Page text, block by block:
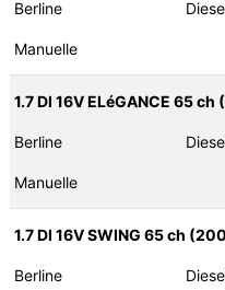
Berline
Manuelle
1.7 DI 16V ELéGANCE 65
Berline
Manuelle
1.7 DI 16V SWING 65 ch
Berline